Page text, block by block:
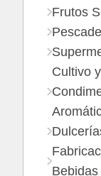
Frutos
Cultivo
Bebidas